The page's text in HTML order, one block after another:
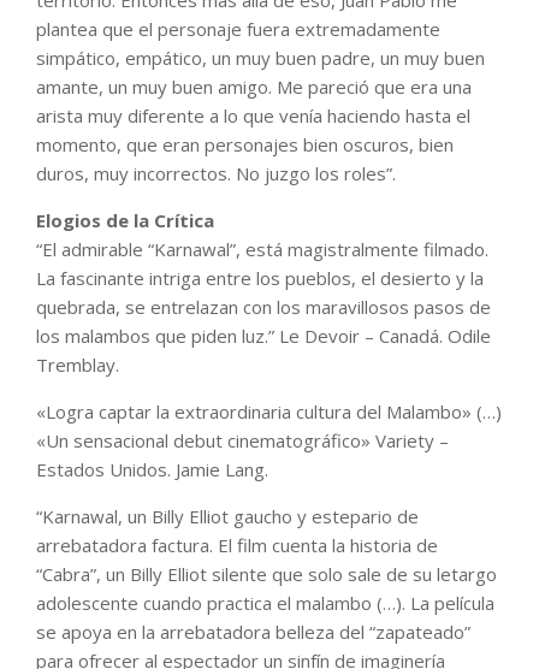
plantea que el personaje fuera extremadamente
simpático, empático, un muy buen padre, un muy buen
amante, un muy buen amigo. Me pareció que era una
arista muy diferente a lo que venía haciendo hasta el
momento, que eran personajes bien oscuros, bien
duros, muy incorrectos. No juzgo los roles”.
Elogios de la Crítica
“El admirable “Karnawal”, está magistralmente filmado.
La fascinante intriga entre los pueblos, el desierto y la
quebrada, se entrelazan con los maravillosos pasos de
los malambos que piden luz.” Le Devoir – Canadá. Odile
Tremblay.
«Logra captar la extraordinaria cultura del Malambo» (…)
«Un sensacional debut cinematográfico» Variety –
Estados Unidos. Jamie Lang.
“Karnawal, un Billy Elliot gaucho y estepario de
arrebatadora factura. El film cuenta la historia de
“Cabra”, un Billy Elliot silente que solo sale de su letargo
adolescente cuando practica el malambo (…). La película
se apoya en la arrebatadora belleza del “zapateado”
para ofrecer al espectador un sinfín de imaginería